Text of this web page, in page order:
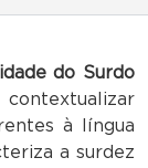
do Surdo
contextualizar
à língua
a surdez